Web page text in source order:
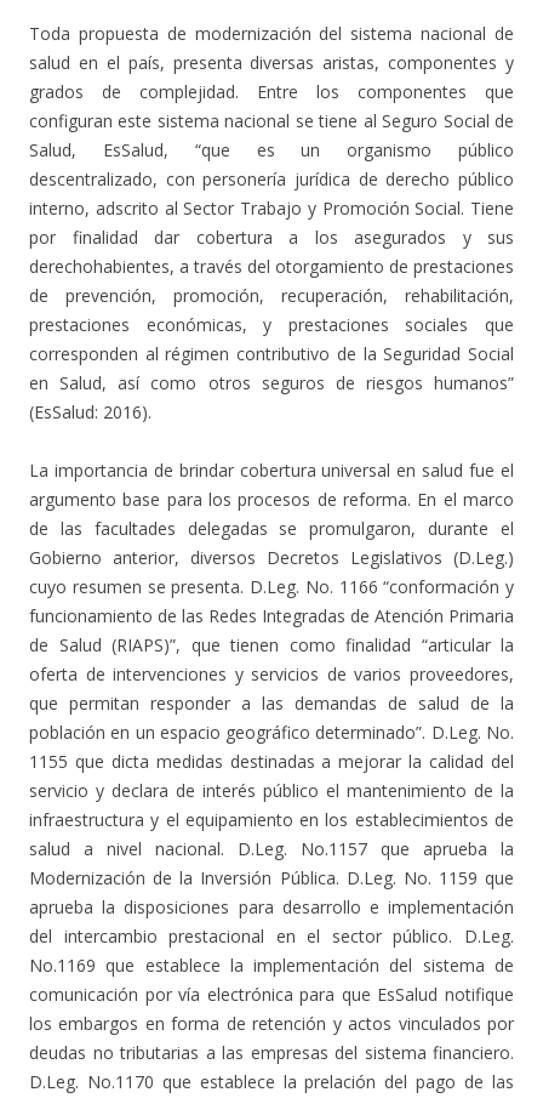
Toda propuesta de modernización del sistema nacional de
salud en el país, presenta diversas aristas, componentes y
grados de complejidad. Entre los componentes que
configuran este sistema nacional se tiene al Seguro Social de
Salud, EsSalud, “que es un organismo público
descentralizado, con personería jurídica de derecho público
interno, adscrito al Sector Trabajo y Promoción Social. Tiene
por finalidad dar cobertura a los asegurados y sus
derechohabientes, a través del otorgamiento de prestaciones
de prevención, promoción, recuperación, rehabilitación,
prestaciones económicas, y prestaciones sociales que
corresponden al régimen contributivo de la Seguridad Social
en Salud, así como otros seguros de riesgos humanos”
(EsSalud: 2016).
La importancia de brindar cobertura universal en salud fue el
argumento base para los procesos de reforma. En el marco
de las facultades delegadas se promulgaron, durante el
Gobierno anterior, diversos Decretos Legislativos (D.Leg.)
cuyo resumen se presenta. D.Leg. No. 1166 “conformación y
funcionamiento de las Redes Integradas de Atención Primaria
de Salud (RIAPS)”, que tienen como finalidad “articular la
oferta de intervenciones y servicios de varios proveedores,
que permitan responder a las demandas de salud de la
población en un espacio geográfico determinado”. D.Leg. No.
1155 que dicta medidas destinadas a mejorar la calidad del
servicio y declara de interés público el mantenimiento de la
infraestructura y el equipamiento en los establecimientos de
salud a nivel nacional. D.Leg. No.1157 que aprueba la
Modernización de la Inversión Pública. D.Leg. No. 1159 que
aprueba la disposiciones para desarrollo e implementación
del intercambio prestacional en el sector público. D.Leg.
No.1169 que establece la implementación del sistema de
comunicación por vía electrónica para que EsSalud notifique
los embargos en forma de retención y actos vinculados por
deudas no tributarias a las empresas del sistema financiero.
D.Leg. No.1170 que establece la prelación del pago de las